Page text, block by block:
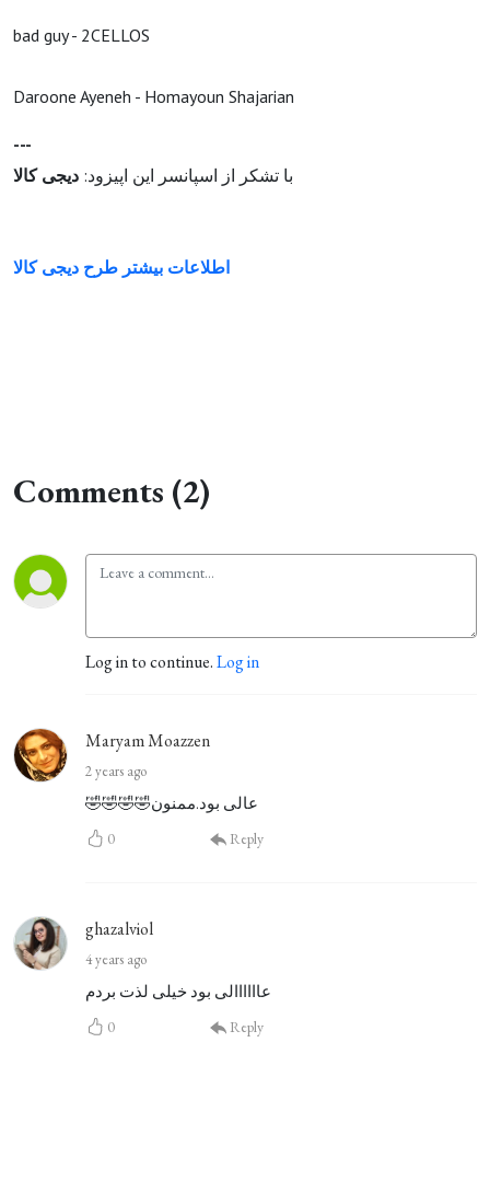
bad guy - 2CELLOS
Daroone Ayeneh - Homayoun Shajarian
---
با تشکر از اسپانسر این اپیزود: دیجی کالا
اطلاعات بیشتر طرح دیجی کالا
Comments (2)
Log in to continue.Log in
Maryam Moazzen
2 years ago
🤣🤣🤣🤣عالی بود.ممنون
0 Reply
ghazalviol
4 years ago
عاااااالی بود خیلی لذت بردم
0 Reply